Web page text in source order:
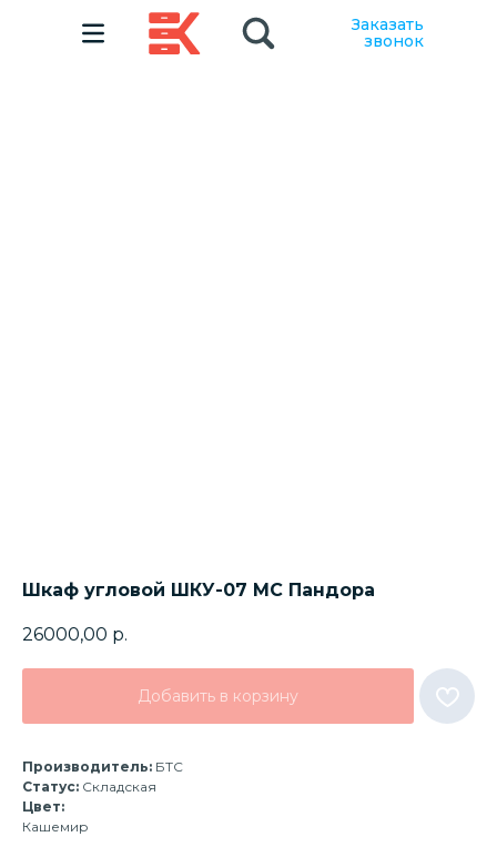
Заказать
звонок
Шкаф угловой ШКУ-07 МС Пандора
26000,00 р.
Добавить в корзину
Производитель: БТС
Статус: Складская
Цвет:
Кашемир